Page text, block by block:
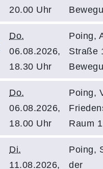
20.00 Uhr
Do.
06.08.2026,
18.30 Uhr
Poing,
Straße
Do.
06.08.2026,
18.00 Uhr
Poing,
Raum 1
Di.
11.08.2026,
Poing,
der